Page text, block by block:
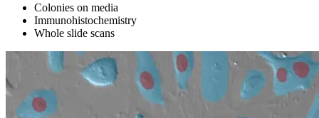
Colonies on media
Immunohistochemistry
Whole slide scans